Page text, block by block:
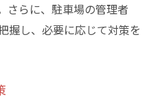
さらに、駐車場の管理者
握し、必要に応じて対策を